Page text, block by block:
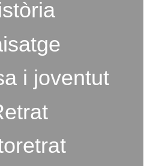
i joventut